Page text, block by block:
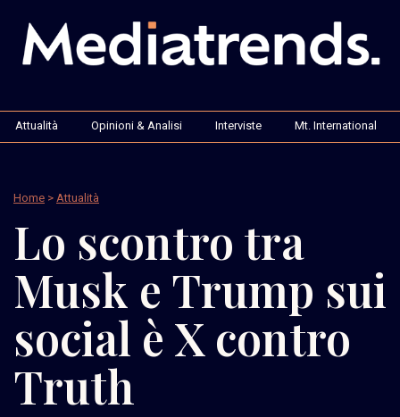
Attualità Opinioni & Analisi Interviste Mt. International
Home > Attualità
Lo scontro tra
Musk e Trump sui
social è X contro
Truth